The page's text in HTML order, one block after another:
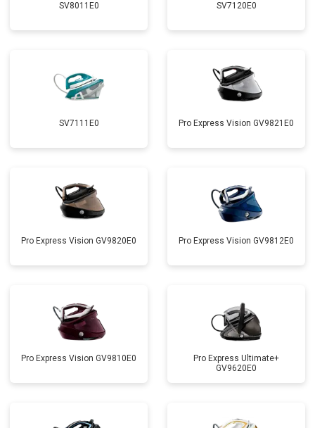
SV8011E0 SV7120E0
SV7111E0 Pro Express Vision GV9821E0
Pro Express Vision GV9820E0 Pro Express Vision GV9812E0
Pro Express Vision GV9810E0
Pro Express Ultimate+
GV9620E0